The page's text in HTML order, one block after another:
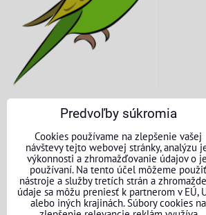
KONTAKTNÉ ÚDAJE
O nás
Kontakt
Požičovňa náradia
Predvoľby súkromia
Cookies používame na zlepšenie vašej
návštevy tejto webovej stránky, analýzu
výkonnosti a zhromažďovanie údajov o
používaní. Na tento účel môžeme použiť
nástroje a služby tretích strán a
údaje sa môžu preniesť k partnerom v EÚ,
alebo iných krajinách. Súbory cookies na